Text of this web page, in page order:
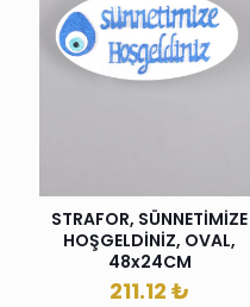
STRAFOR, SÜNNETİMİZE
HOŞGELDİNİZ, OVAL,
48x24CM
211.12 ₺